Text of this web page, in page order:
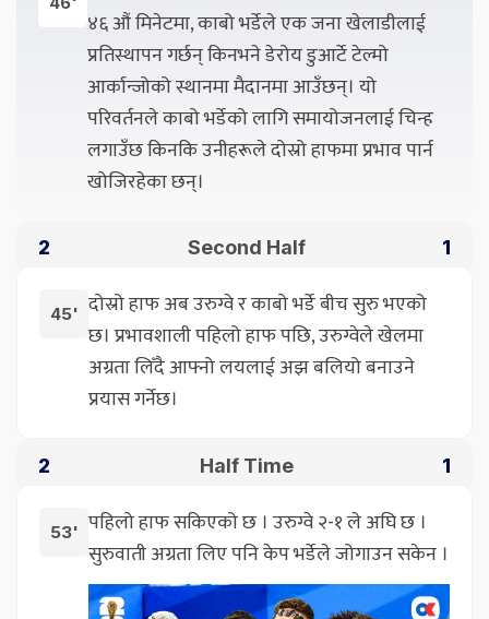
४६ औं मिनेटमा, काबो भर्डेले एक जना खेलाडीलाई
प्रतिस्थापन गर्छन् किनभने डेरोय डुआर्टे टेल्मो
आर्कान्जोको स्थानमा मैदानमा आउँछन्। यो
परिवर्तनले काबो भर्डेको लागि समायोजनलाई चिन्ह
लगाउँछ किनकि उनीहरूले दोस्रो हाफमा प्रभाव पार्न
खोजिरहेका छन्।
2 Second Half 1
45' दोस्रो हाफ अब उरुग्वे र काबो भर्डे बीच सुरु भएको
छ। प्रभावशाली पहिलो हाफ पछि, उरुग्वेले खेलमा
अग्रता लिँदै आफ्नो लयलाई अझ बलियो बनाउने
प्रयास गर्नेछ।
2 Half Time 1
53' पहिलो हाफ सकिएको छ । उरुग्वे २-१ ले अघि छ ।
सुरुवाती अग्रता लिए पनि केप भर्डेले जोगाउन सकेन ।